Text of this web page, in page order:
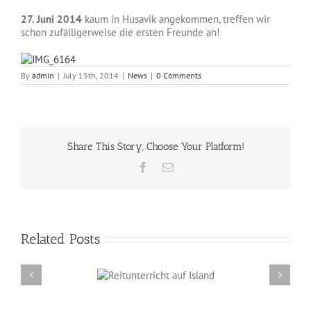
27. Juni 2014 kaum in Husavik angekommen, treffen wir
schon zufälligerweise die ersten Freunde an!
By admin | July 15th, 2014 | News | 0 Comments
Share This Story, Choose Your Platform!
Facebook
Email
Related Posts
auf
Erzählabende mit Eve Barmettler und Ewald